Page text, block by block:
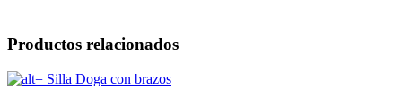
Productos relacionados